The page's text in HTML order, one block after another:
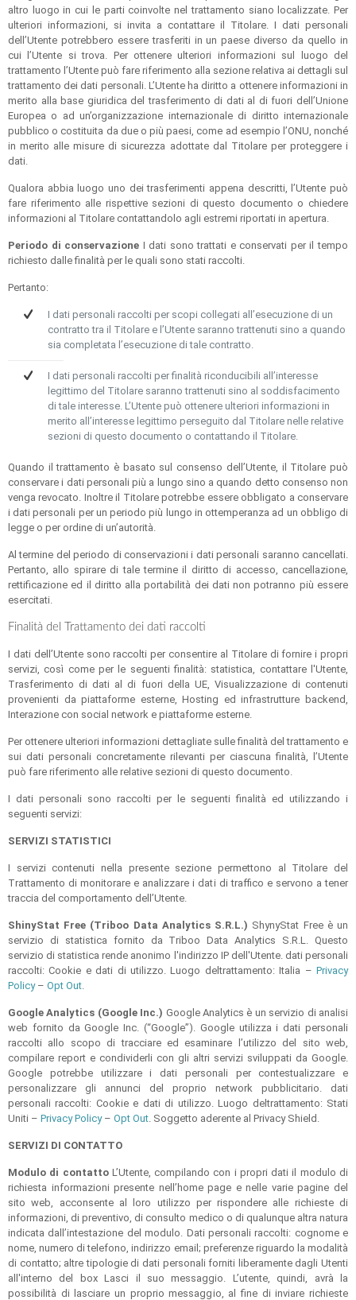
altro luogo in cui le parti coinvolte nel trattamento siano localizzate. Per
ulteriori informazioni, si invita a contattare il Titolare. I dati personali
dell’Utente potrebbero essere trasferiti in un paese diverso da quello in
cui l’Utente si trova. Per ottenere ulteriori informazioni sul luogo del
trattamento l’Utente può fare riferimento alla sezione relativa ai dettagli sul
trattamento dei dati personali. L’Utente ha diritto a ottenere informazioni in
merito alla base giuridica del trasferimento di dati al di fuori dell’Unione
Europea o ad un’organizzazione internazionale di diritto internazionale
pubblico o costituita da due o più paesi, come ad esempio l’ONU, nonché
in merito alle misure di sicurezza adottate dal Titolare per proteggere i
dati.
Qualora abbia luogo uno dei trasferimenti appena descritti, l’Utente può
fare riferimento alle rispettive sezioni di questo documento o chiedere
informazioni al Titolare contattandolo agli estremi riportati in apertura.
Periodo di conservazione I dati sono trattati e conservati per il tempo
richiesto dalle finalità per le quali sono stati raccolti.
Pertanto:
I dati personali raccolti per scopi collegati all’esecuzione di un
contratto tra il Titolare e l’Utente saranno trattenuti sino a quando
sia completata l’esecuzione di tale contratto.
I dati personali raccolti per finalità riconducibili all’interesse
legittimo del Titolare saranno trattenuti sino al soddisfacimento
di tale interesse. L’Utente può ottenere ulteriori informazioni in
merito all’interesse legittimo perseguito dal Titolare nelle relative
sezioni di questo documento o contattando il Titolare.
Quando il trattamento è basato sul consenso dell’Utente, il Titolare può
conservare i dati personali più a lungo sino a quando detto consenso non
venga revocato. Inoltre il Titolare potrebbe essere obbligato a conservare
i dati personali per un periodo più lungo in ottemperanza ad un obbligo di
legge o per ordine di un’autorità.
Al termine del periodo di conservazioni i dati personali saranno cancellati.
Pertanto, allo spirare di tale termine il diritto di accesso, cancellazione,
rettificazione ed il diritto alla portabilità dei dati non potranno più essere
esercitati.
Finalità del Trattamento dei dati raccolti
I dati dell’Utente sono raccolti per consentire al Titolare di fornire i propri
servizi, così come per le seguenti finalità: statistica, contattare l'Utente,
Trasferimento di dati al di fuori della UE, Visualizzazione di contenuti
provenienti da piattaforme esterne, Hosting ed infrastrutture backend,
Interazione con social network e piattaforme esterne.
Per ottenere ulteriori informazioni dettagliate sulle finalità del trattamento e
sui dati personali concretamente rilevanti per ciascuna finalità, l’Utente
può fare riferimento alle relative sezioni di questo documento.
I dati personali sono raccolti per le seguenti finalità ed utilizzando i
seguenti servizi:
SERVIZI STATISTICI
I servizi contenuti nella presente sezione permettono al Titolare del
Trattamento di monitorare e analizzare i dati di traffico e servono a tener
traccia del comportamento dell’Utente.
ShinyStat Free (Triboo Data Analytics S.R.L.) ShynyStat Free è un
servizio di statistica fornito da Triboo Data Analytics S.R.L. Questo
servizio di statistica rende anonimo l'indirizzo IP dell'Utente. dati personali
raccolti: Cookie e dati di utilizzo. Luogo deltrattamento: Italia – Privacy
Policy– Opt Out.
Google Analytics (Google Inc.) Google Analytics è un servizio di analisi
web fornito da Google Inc. (“Google”). Google utilizza i dati personali
raccolti allo scopo di tracciare ed esaminare l’utilizzo del sito web,
compilare report e condividerli con gli altri servizi sviluppati da Google.
Google potrebbe utilizzare i dati personali per contestualizzare e
personalizzare gli annunci del proprio network pubblicitario. dati
personali raccolti: Cookie e dati di utilizzo. Luogo deltrattamento: Stati
Uniti – Privacy Policy– Opt Out. Soggetto aderente al Privacy Shield.
SERVIZI DI CONTATTO
Modulo di contattoL’Utente, compilando con i propri dati il modulo di
richiesta informazioni presente nell’home page e nelle varie pagine del
sito web, acconsente al loro utilizzo per rispondere alle richieste di
informazioni, di preventivo, di consulto medico o di qualunque altra natura
indicata dall’intestazione del modulo. Dati personali raccolti: cognome e
nome, numero di telefono, indirizzo email; preferenze riguardo la modalità
di contatto; altre tipologie di dati personali forniti liberamente dagli Utenti
all'interno del box Lasci il suo messaggio. L’utente, quindi, avrà la
possibilità di lasciare un proprio messaggio, al fine di inviare richieste